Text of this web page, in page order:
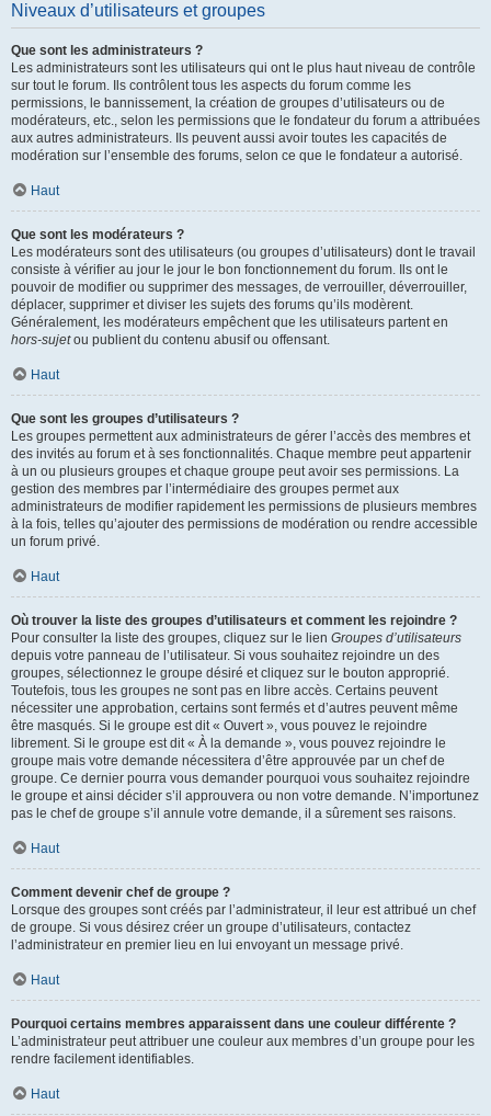
Niveaux d’utilisateurs et groupes
Que sont les administrateurs ?
Les administrateurs sont les utilisateurs qui ont le plus haut niveau de contrôle
sur tout le forum. Ils contrôlent tous les aspects du forum comme les
permissions, le bannissement, la création de groupes d’utilisateurs ou de
modérateurs, etc., selon les permissions que le fondateur du forum a attribuées
aux autres administrateurs. Ils peuvent aussi avoir toutes les capacités de
modération sur l’ensemble des forums, selon ce que le fondateur a autorisé.
Haut
Que sont les modérateurs ?
Les modérateurs sont des utilisateurs (ou groupes d’utilisateurs) dont le travail
consiste à vérifier au jour le jour le bon fonctionnement du forum. Ils ont le
pouvoir de modifier ou supprimer des messages, de verrouiller, déverrouiller,
déplacer, supprimer et diviser les sujets des forums qu’ils modèrent.
Généralement, les modérateurs empêchent que les utilisateurs partent en
hors-sujetou publient du contenu abusif ou offensant.
Haut
Que sont les groupes d’utilisateurs ?
Les groupes permettent aux administrateurs de gérer l’accès des membres et
des invités au forum et à ses fonctionnalités. Chaque membre peut appartenir
à un ou plusieurs groupes et chaque groupe peut avoir ses permissions. La
gestion des membres par l’intermédiaire des groupes permet aux
administrateurs de modifier rapidement les permissions de plusieurs membres
à la fois, telles qu’ajouter des permissions de modération ou rendre accessible
un forum privé.
Haut
Où trouver la liste des groupes d’utilisateurs et comment les rejoindre ?
Pour consulter la liste des groupes, cliquez sur le lien Groupes d’utilisateurs
depuis votre panneau de l’utilisateur. Si vous souhaitez rejoindre un des
groupes, sélectionnez le groupe désiré et cliquez sur le bouton approprié.
Toutefois, tous les groupes ne sont pas en libre accès. Certains peuvent
nécessiter une approbation, certains sont fermés et d’autres peuvent même
être masqués. Si le groupe est dit « Ouvert », vous pouvez le rejoindre
librement. Si le groupe est dit « À la demande », vous pouvez rejoindre le
groupe mais votre demande nécessitera d’être approuvée par un chef de
groupe. Ce dernier pourra vous demander pourquoi vous souhaitez rejoindre
le groupe et ainsi décider s’il approuvera ou non votre demande. N’importunez
pas le chef de groupe s’il annule votre demande, il a sûrement ses raisons.
Haut
Comment devenir chef de groupe ?
Lorsque des groupes sont créés par l’administrateur, il leur est attribué un chef
de groupe. Si vous désirez créer un groupe d’utilisateurs, contactez
l’administrateur en premier lieu en lui envoyant un message privé.
Haut
Pourquoi certains membres apparaissent dans une couleur différente ?
L’administrateur peut attribuer une couleur aux membres d’un groupe pour les
rendre facilement identifiables.
Haut